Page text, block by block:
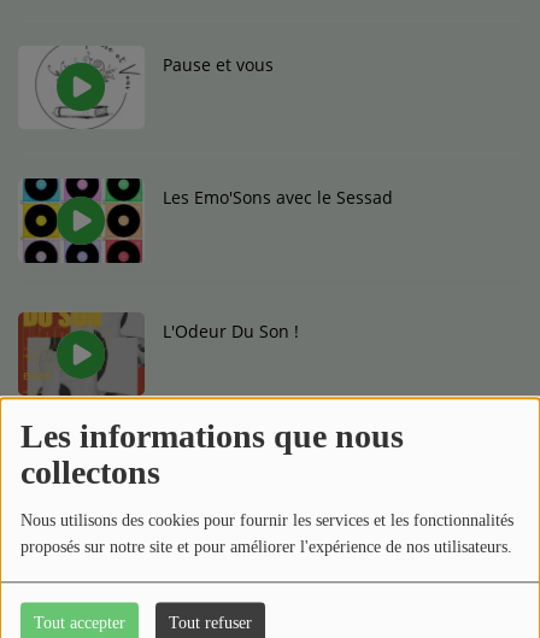
Les informations que nous
collectons
Nous utilisons des cookies pour fournir les services et les fonctionnalités
proposés sur notre site et pour améliorer l'expérience de nos utilisateurs.
Tout accepter Tout refuser
Pause et vous
Les Emo'Sons avec le Sessad
L'Odeur Du Son !
Mosaïque